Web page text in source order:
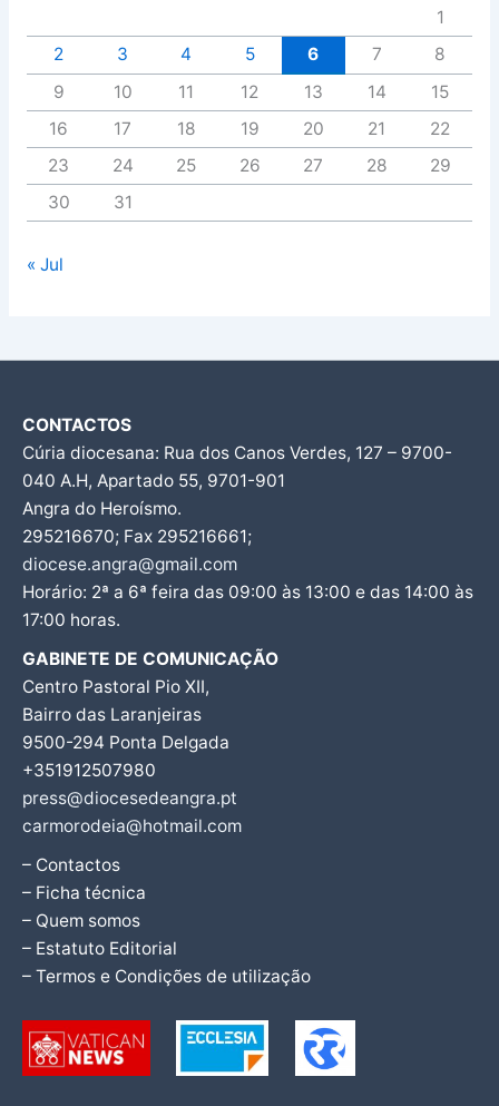
1
2
3 4 5 6 7
8
9
10 11 12 13 14
15
16
17 18 19 20 21
22
23
24 25 26 27 28
29
30
31
« Jul
CONTACTOS
Cúria diocesana: Rua dos Canos Verdes, 127 – 9700-
040 A.H, Apartado 55, 9701-901
Angra do Heroísmo.
295216670; Fax 295216661;
diocese.angra@gmail.com
Horário: 2ª a 6ª feira das 09:00 às 13:00 e das 14:00 às
17:00 horas.
GABINETE DE COMUNICAÇÃO
Centro Pastoral Pio XII,
Bairro das Laranjeiras
9500-294 Ponta Delgada
+351912507980
press@diocesedeangra.pt
carmorodeia@hotmail.com
– Contactos
– Ficha técnica
– Quem somos
– Estatuto Editorial
– Termos e Condições de utilização